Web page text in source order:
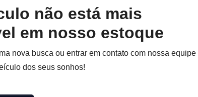
não está mais
em nosso estoque
nova busca ou entrar em contato com nossa equipe
dos seus sonhos!